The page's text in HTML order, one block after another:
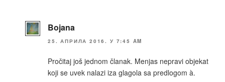
Bojana
25. АПРИЛА 2016. У 7:45 AM
Pročitaj još jednom članak. Menjas nepravi objekat
koji se uvek nalazi iza glagola sa predlogom à.